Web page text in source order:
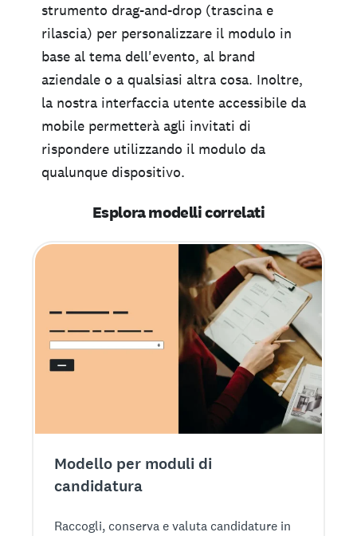
strumento drag-and-drop (trascina e
rilascia) per personalizzare il modulo in
base al tema dell'evento, al brand
aziendale o a qualsiasi altra cosa. Inoltre,
la nostra interfaccia utente accessibile da
mobile permetterà agli invitati di
rispondere utilizzando il modulo da
qualunque dispositivo.
Esplora modelli correlati
Modello per moduli di
candidatura
Raccogli, conserva e valuta candidature in